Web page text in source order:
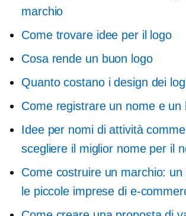
marchio
Come trovare idee per il logo
Cosa rende un buon logo
Quanto costano i design dei
Come registrare un nome e un
Idee per nomi di attività
scegliere il miglior nome per il
Come costruire un marchio:
le piccole imprese di e-